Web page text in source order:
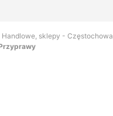
Handlowe, sklepy - Częstochowa